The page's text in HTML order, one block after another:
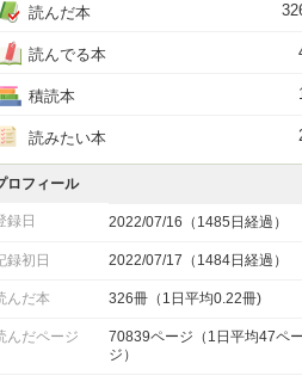
読んだ本
読んでる本
積読本
読みたい本
ロフィール
録日 2022/07/16（1485日経過）
録初日 2022/07/17（1484日経過）
んだ本 326冊（1日平均0.22冊)
んだページ
70839ページ（1日平均47ペー
ジ）